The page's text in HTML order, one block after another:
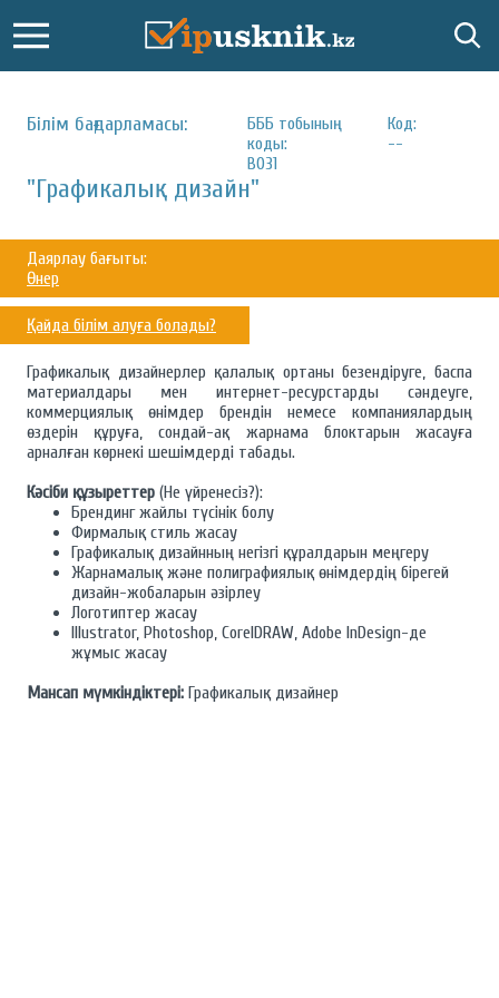
Білім бағдарламасы:
БББ тобының
коды:
B031
Код:
--
"Графикалық дизайн"
Даярлау бағыты:
Өнер
Қайда білім алуға болады?
Графикалық дизайнерлер қалалық ортаны безендіруге, баспа
материалдары мен интернет-ресурстарды сәндеуге,
коммерциялық өнімдер брендін немесе компаниялардың
өздерін құруға, сондай-ақ жарнама блоктарын жасауға
арналған көрнекі шешімдерді табады.
Кәсіби құзыреттер (Не үйренесіз?):
Брендинг жайлы түсінік болу
Фирмалық стиль жасау
Графикалық дизайнның негізгі құралдарын меңгеру
Жарнамалық және полиграфиялық өнімдердің бірегей
дизайн-жобаларын әзірлеу
Логотиптер жасау
Illustrator, Photoshop, CorelDRAW, Adobe InDesign-де
жұмыс жасау
Мансап мүмкіндіктері: Графикалық дизайнер